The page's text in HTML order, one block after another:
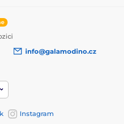
info@galamodino.cz
Instagram